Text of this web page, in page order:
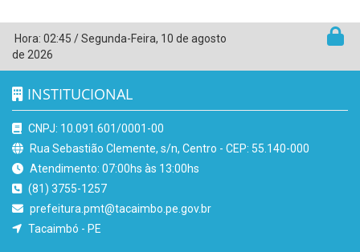
Hora: 02:45 /Segunda-Feira, 10 de agosto
de 2026
INSTITUCIONAL
CNPJ: 10.091.601/0001-00
Rua Sebastião Clemente, s/n, Centro - CEP: 55.140-000
Atendimento: 07:00hs às 13:00hs
(81) 3755-1257
prefeitura.pmt@tacaimbo.pe.gov.br
Tacaimbó - PE